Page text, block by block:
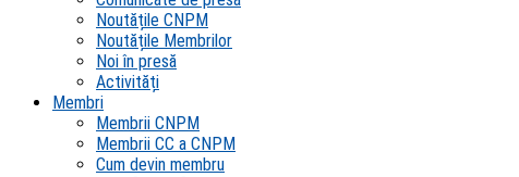
Noutățile CNPM
Noutățile Membrilor
Noi în presă
Activități
Membri
Membrii CNPM
Membrii CC a CNPM
Cum devin membru